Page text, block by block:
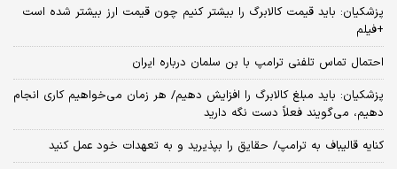
پزشکیان: باید قیمت کالابرگ را بیشتر کنیم چون قیمت ارز بیشتر شده است
+فیلم
احتمال تماس تلفنی ترامپ با بن سلمان درباره ایران
پزشکیان: باید مبلغ کالابرگ را افزایش دهیم/ هر زمان می‌خواهیم کاری انجام
دهیم، می‌گویند فعلاً دست نگه دارید
کنایه قالیباف به ترامپ/ حقایق را بپذیرید و به تعهدات خود عمل کنید